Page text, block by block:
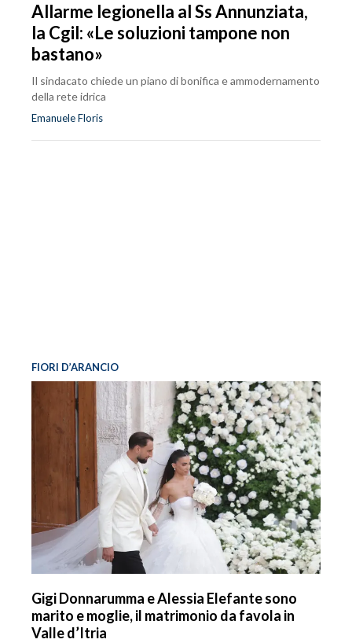
Allarme legionella al Ss Annunziata,
la Cgil: «Le soluzioni tampone non
bastano»
Il sindacato chiede un piano di bonifica e ammodernamento
della rete idrica
Emanuele Floris
FIORI D’ARANCIO
Gigi Donnarumma e Alessia Elefante sono
marito e moglie, il matrimonio da favola in
Valle d’Itria